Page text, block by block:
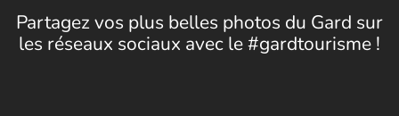
Partagez vos plus belles photos du Gard sur
les réseaux sociaux avec le #gardtourisme !